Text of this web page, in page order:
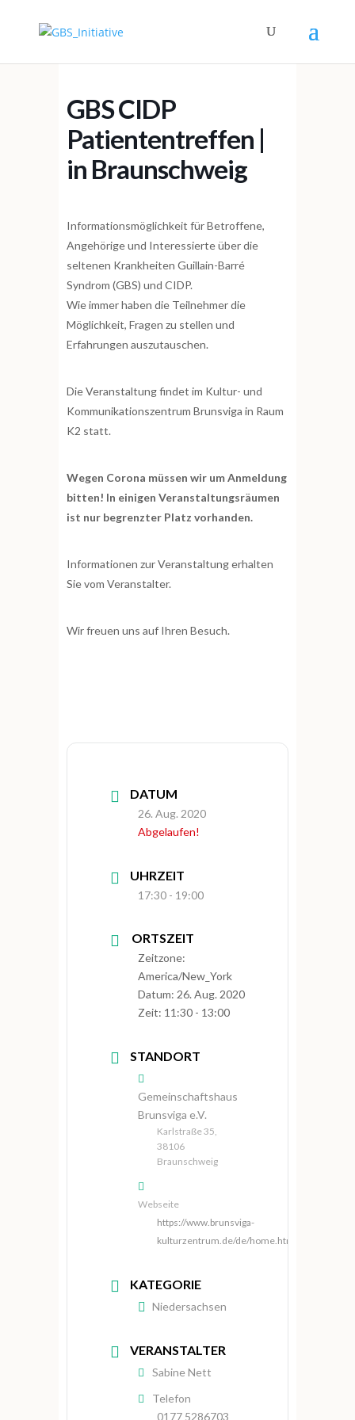
GBS CIDP
Patiententreffen |
in Braunschweig
Informationsmöglichkeit für Betroffene,
Angehörige und Interessierte über die
seltenen Krankheiten Guillain-Barré
Syndrom (GBS) und CIDP.
Wie immer haben die Teilnehmer die
Möglichkeit, Fragen zu stellen und
Erfahrungen auszutauschen.
Die Veranstaltung findet im Kultur- und
Kommunikationszentrum Brunsviga in Raum
K2 statt.
Wegen Corona müssen wir um Anmeldung
bitten! In einigen Veranstaltungsräumen
ist nur begrenzter Platz vorhanden.
Informationen zur Veranstaltung erhalten
Sie vom Veranstalter.
Wir freuen uns auf Ihren Besuch.
DATUM
26. Aug. 2020
Abgelaufen!
UHRZEIT
17:30 - 19:00
ORTSZEIT
Zeitzone:
America/New_York
Datum: 26. Aug. 2020
Zeit: 11:30 - 13:00
STANDORT
Gemeinschaftshaus
Brunsviga e.V.
Karlstraße 35,
38106
Braunschweig
Webseite
https://www.brunsviga-
kulturzentrum.de/de/home.html
KATEGORIE
Niedersachsen
VERANSTALTER
Sabine Nett
Telefon
0177 5286703